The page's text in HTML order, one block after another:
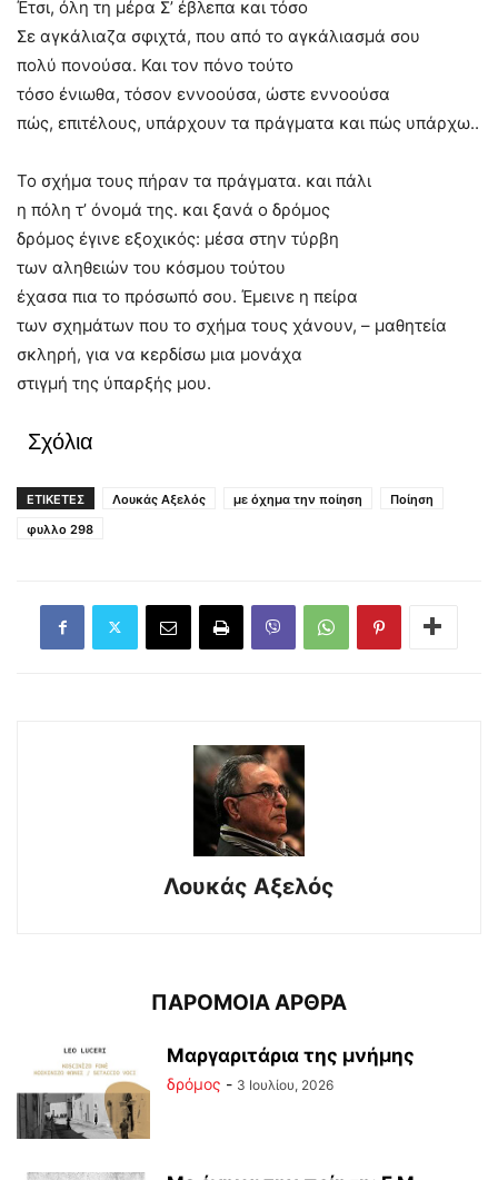
Έτσι, όλη τη μέρα Σ’ έβλεπα και τόσο
Σε αγκάλιαζα σφιχτά, που από το αγκάλιασμά σου
πολύ πονούσα. Και τον πόνο τούτο
τόσο ένιωθα, τόσον εννοούσα, ώστε εννοούσα
πώς, επιτέλους, υπάρχουν τα πράγματα και πώς υπάρχω..
Το σχήμα τους πήραν τα πράγματα. και πάλι
η πόλη τ’ όνομά της. και ξανά ο δρόμος
δρόμος έγινε εξοχικός: μέσα στην τύρβη
των αληθειών του κόσμου τούτου
έχασα πια το πρόσωπό σου. Έμεινε η πείρα
των σχημάτων που το σχήμα τους χάνουν, – μαθητεία
σκληρή, για να κερδίσω μια μονάχα
στιγμή της ύπαρξής μου.
Σχόλια
ΕΤΙΚΕΤΕΣ Λουκάς Αξελός με όχημα την ποίηση
Ποίηση
φυλλο 298
Λουκάς Αξελός
ΠΑΡΟΜΟΙΑ ΑΡΘΡΑ
Μαργαριτάρια της μνήμης
δρόμος - 3 Ιουλίου, 2026